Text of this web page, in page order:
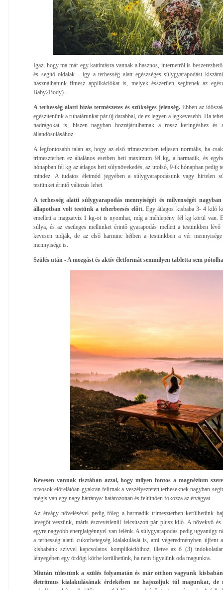
Igaz, hogy ma már egy kattintásra vannak a hasznos, internetről is
és segítő oldalak - így a terhesség alatt egészséges súlygyarapodást
használhatunk fitnesz applikációkat is, melyek ésszerűen segítenek az
Baby2Body).
A terhesség alatti hízás természetes és szükséges jelenség. Ebben az
egészítenünk a ruhatárunkat pár új darabbal, de ez legyen a legkevesebb. Ha
nadrágokat is, hiszen nagyban hozzájárulhatnak a rossz keringéshez és
állandósulásához.
A legfontosabb talán az, hogy az első trimeszterben teljesen normális, ha
trimeszterben ez általános esetben heti maximum fél kg, a harmadik, és
hónapban fél kg az átlagos heti súlynövekedés, az utolsó, 9-ik hónapban pedig
mindez. A tudatos életmód jegyében a súlygyarapodásunk vagy hirtelen
testünket érintő változás lehet.
A terhesség alatti súlygyarapodás mennyiségét és milyenségét
állapotban volt testünk a teherbeesés előtt. Egy átlagos kisbaba 3- 4 kiló
emellett a magzatvíz 1 kg-ot is nyomhat, míg a méhlepény fél kg körül van.
súlya, és az esetleges mellünket érintő gyarapodás mellett a testünkben
kevesen tudják, de az első harminc hétben a testünkben a vér
mennyisége is.
Szülés után - A mozgást és aktív életformát semmilyen tabletta sem
Kevesen vannak tisztában azzal, hogy milyen fontos a magnézium
orvosok előrelátóan gyakran felírnak a veszélyeztetett terheseknek nagyban
mégis van egy nagy hátránya: határozottan és feltűnően fokozza az étvágyat.
Az étvágy növelésével pedig főleg a harmadik trimeszterben kerülhetünk
levegőt veszünk, máris észrevétlenül felcsúszott pár plusz kiló. A növekvő
egyre nagyobb energiaigénnyel van felénk. A súlygyarapodás pedig ugyanúgy
a terhesség alatti cukorbetegség kialakulását is, ami végeredményben újfent
kisbabánk szívvel kapcsolatos komplikációihoz, illetve az ő (3)
lényegében egy ördögi körbe kerülhetünk, ha nem figyelünk oda magunkra.
Miután túlestünk a szülés folyamatán és már otthon vagyunk
életritmus kialakulásának érdekében ne hajszoljuk túl magunkat, de